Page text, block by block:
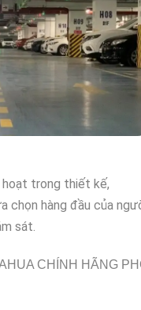
hoạt trong thiết kế,
chọn hàng đầu của
sát.
CHÍNH HÃNG